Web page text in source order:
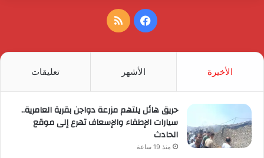
فيسبوكملخص
الأخيرة الأشهر تعليقات
حريق هائل يلتهم مزرعة دواجن بقرية العامرية..
سيارات الإطفاء والإسعاف تهرع إلى موقع
الحادث
منذ 19 ساعة